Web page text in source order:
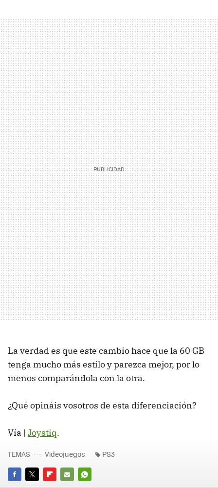
La verdad es que este cambio hace que la 60 GB
tenga mucho más estilo y parezca mejor, por lo
menos comparándola con la otra.
¿Qué opináis vosotros de esta diferenciación?
Vía | Joystiq.
TEMAS Videojuegos PS3